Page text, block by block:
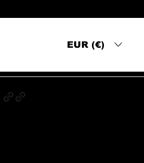
EUR (€)